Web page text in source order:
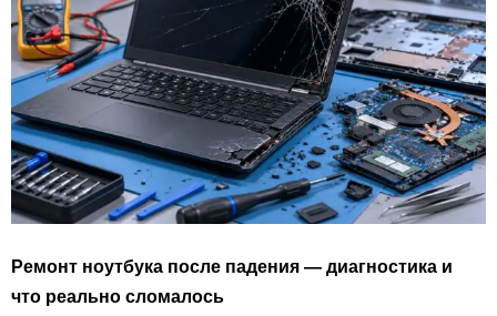
Ремонт ноутбука после падения — диагностика и
что реально сломалось